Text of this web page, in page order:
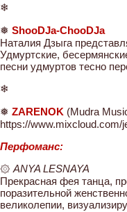
❄
❅ ShooDJa-ChooDJa
Наталия Дзыга
Удмуртские,
песни удмуртов тесно
❄
❅ ZARENOK (Mudra
https://www.mixcloud.com/
Перфоманс:
۞ ANYA LESNAYA
Прекрасная фея танца,
поразительной
великолепии,